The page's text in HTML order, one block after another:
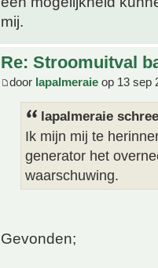
mij.
Re: Stroomuitval
door lapalmeraie op 13 sep
lapalmeraie
Ik mijn mij te
generator het
waarschuwing.
Gevonden;